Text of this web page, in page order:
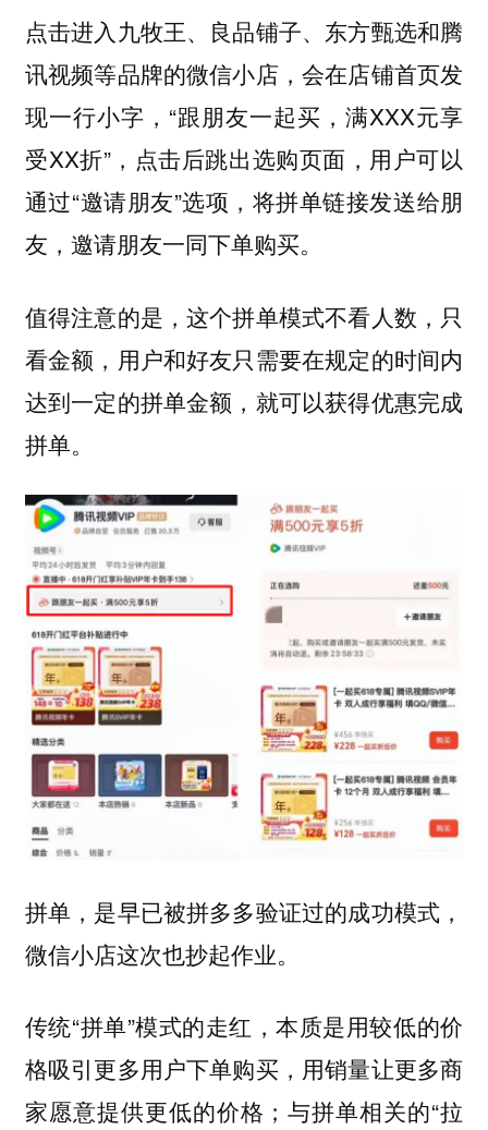
点击进入九牧王、良品铺子、东方甄选和腾
讯视频等品牌的微信小店，会在店铺首页发
现一行小字，“跟朋友一起买，满XXX元享
受XX折”，点击后跳出选购页面，用户可以
通过“邀请朋友”选项，将拼单链接发送给朋
友，邀请朋友一同下单购买。
值得注意的是，这个拼单模式不看人数，只
看金额，用户和好友只需要在规定的时间内
达到一定的拼单金额，就可以获得优惠完成
拼单。
拼单，是早已被拼多多验证过的成功模式，
微信小店这次也抄起作业。
传统“拼单”模式的走红，本质是用较低的价
格吸引更多用户下单购买，用销量让更多商
家愿意提供更低的价格；与拼单相关的“拉